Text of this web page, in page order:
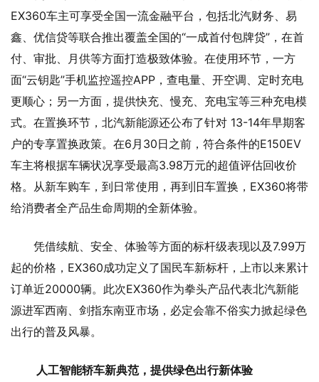
EX360车主可享受全国一流金融平台，包括北汽财务、易
鑫、优信贷等联合推出覆盖全国的“一成首付包牌贷”，在首
付、审批、月供等方面打造极致体验。在使用环节，一方
面“云钥匙”手机监控遥控APP，查电量、开空调、定时充电
更顺心；另一方面，提供快充、慢充、充电宝等三种充电模
式。在置换环节，北汽新能源还公布了针对 13-14年早期客
户的专享置换政策。在6月30日之前，符合条件的E150EV
车主将根据车辆状况享受最高3.98万元的超值评估回收价
格。从新车购车，到日常使用，再到旧车置换，EX360将带
给消费者全产品生命周期的全新体验。
凭借续航、安全、体验等方面的标杆级表现以及7.99万
起的价格，EX360成功定义了国民车新标杆，上市以来累计
订单近20000辆。此次EX360作为拳头产品代表北汽新能
源进军西南、剑指东南亚市场，必定会靠不俗实力掀起绿色
出行的普及风暴。
人工智能轿车新典范，提供绿色出行新体验